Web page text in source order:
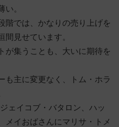
い。
階では、かなりの売り上げを
間見せています。
が集うことも、大いに期待を
も主に変更なく、トム・ホラ
ェイコブ・バタロン、ハッ
メイおばさんにマリサ・トメ